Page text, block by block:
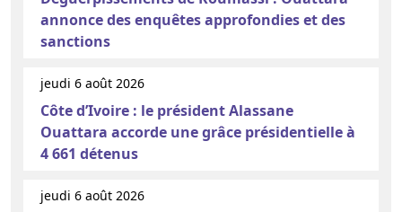
annonce des enquêtes approfondies et des
sanctions
jeudi 6 août 2026
Côte d’Ivoire : le président Alassane
Ouattara accorde une grâce présidentielle à
4 661 détenus
jeudi 6 août 2026